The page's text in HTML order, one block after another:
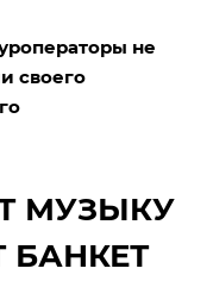
не
своего
МУЗЫКУ
БАНКЕТ